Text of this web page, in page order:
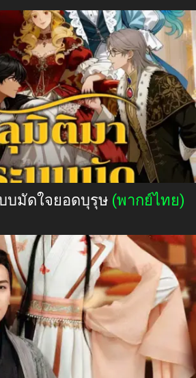
บมัดใจยอดบุรุษ (พากย์ไทย)